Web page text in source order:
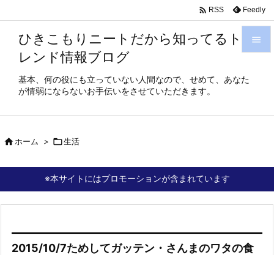
ひきこもりニートだから知ってるト
レンド情報ブログ
基本、何の役にも立っていない人間なので、せめて、あなた
が情弱にならないお手伝いをさせていただきます。

メニュ

検索
 RSS Feedly
ホーム > 生活
※本サイトにはプロモーションが含まれています
2015/10/7ためしてガッテン・さんまのワタの食